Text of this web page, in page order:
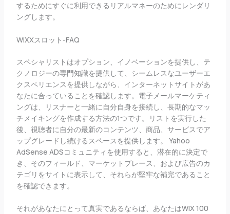
するためにすぐに利用できるリアルマネーのためにレンダリ
ングします。
WIXXスロット-FAQ
スペシャリストはオプション、イノベーションを提供し、テ
クノロジーの専門知識を提供して、シームレスなユーザーエ
クスペリエンスを提供しながら、インターネットサイトがあ
なたに合っていることを確認します。電子メールマーケティ
ングは、リスナーと一緒に自分自身を接続し、長期的なマッ
チメイキングを作成する方法の1つです。リストを実行した
後、視聴者に自分の最新のコンテンツ、商品、サービスでア
ップグレードし続けるスペースを提供します。 Yahoo
AdSense ADSコミュニティを使用すると、潜在的に決定で
き、そのフィールド、マーケットプレース、および広告のカ
テゴリをサイトに表示して、それらが堅牢な補完であること
を確認できます。
それがあなたにとって真実であるならば、あなたはWIX 100